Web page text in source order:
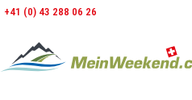
+41 (0) 43 288 06 26